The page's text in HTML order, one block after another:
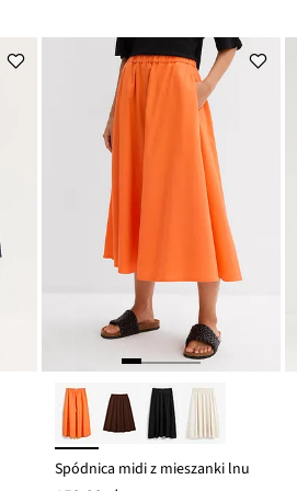
Spódnica midi z mieszanki lnu